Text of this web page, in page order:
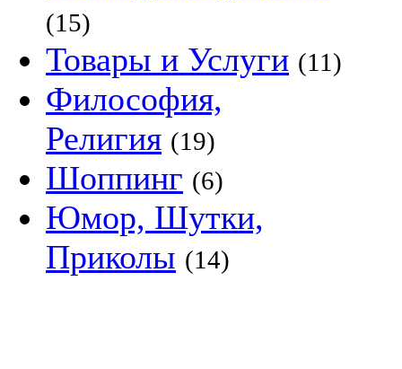
(15)
Товары и Услуги (11)
Философия,
Религия (19)
Шоппинг (6)
Юмор, Шутки,
Приколы (14)